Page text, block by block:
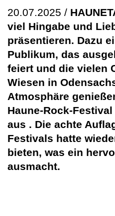
20.07.2025 /
viel Hingabe und
präsentieren. Dazu
Publikum, das
feiert und die vielen
Wiesen in
Atmosphäre
Haune-Rock-
aus . Die achte
Festivals hatte
bieten, was ein
ausmacht.